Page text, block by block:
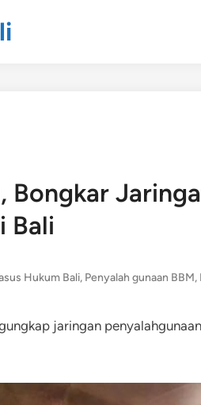
Bongkar
Bali
Hukum Bali, Penyalah gunaan BBM,
jaringan